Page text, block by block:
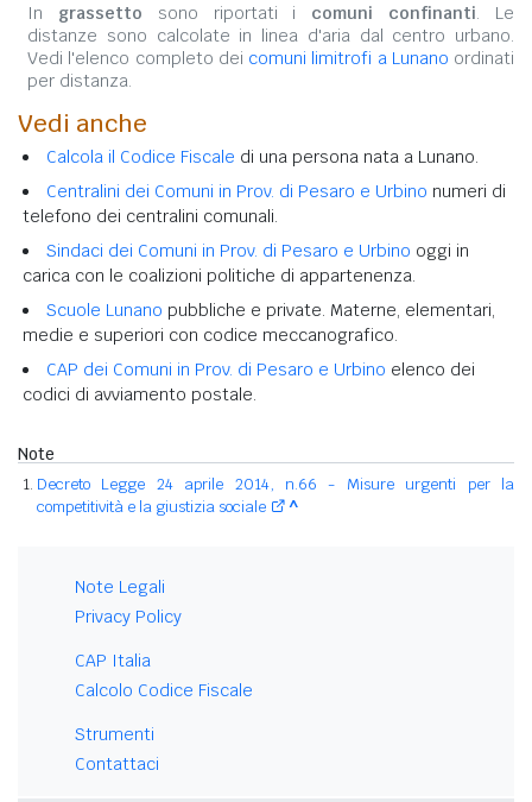
In grassetto sono riportati i comuni confinanti. Le
distanze sono calcolate in linea d'aria dal centro urbano.
Vedi l'elenco completo dei comuni limitrofi a Lunano ordinati
per distanza.
Vedi anche
Calcola il Codice Fiscale di una persona nata a Lunano.
Centralini dei Comuni in Prov. di Pesaro e Urbino numeri di
telefono dei centralini comunali.
Sindaci dei Comuni in Prov. di Pesaro e Urbino oggi in
carica con le coalizioni politiche di appartenenza.
Scuole Lunano pubbliche e private. Materne, elementari,
medie e superiori con codice meccanografico.
CAP dei Comuni in Prov. di Pesaro e Urbino elenco dei
codici di avviamento postale.
Note
Decreto Legge 24 aprile 2014, n.66 - Misure urgenti per la
competitività e la giustizia sociale
^
Note Legali
Privacy Policy
CAP Italia
Calcolo Codice Fiscale
Strumenti
Contattaci